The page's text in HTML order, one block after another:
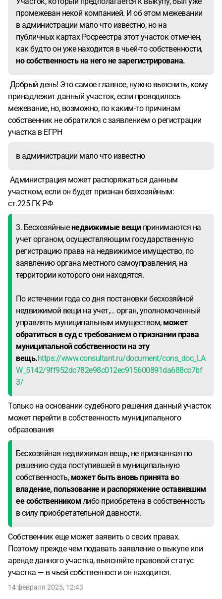
этим могут возникнуть? Есть ли риск не получить землю
в аренду и остаться без земли вообще? Что надежнее в
данной ситуации? И можно ли лишиться этой аренды до
выкупа этой земли? Если земля будет находиться в
нашей аренде, может ли кто-то в этом случае за какую-то
кругленькую сумму выкупить этот участок, до того, как
мы его выкупим сами? И еще вопрос, какой механизм
выкупа земли. То есть как скоро потребуются деньги для
выкупа, в случае, если это выкуп по 30 тысяч рублей за
сотку, собственно, выкуп. И если это выкуп из аренды по
13 тысяч? Как скоро нужны будут деньги для того, чтобы
оформить землю в аренду или обязательно нужно
подавать другое заявление?
инвалидности при выкупе земли и при принятии решения
о предоставлении в аренду, за выкуп?
промежеван некой компанией. И об этом межевании
в администрации мало что известно, но на
публичных картах Росреестра этот участок отмечен,
как будто он уже находится в чьей-то собственности,
но собственность на него не зарегистрирована.
Добрый день! Это самое главное, нужно выяснить, кому
принадлежит данный участок, если проводилось
межевание, но, возможно, по каким-то причинам
собственник не обратился с заявлением о регистрации
участка в ЕГРН
в администрации мало что известно
Администрация может распоряжаться данным
участком, если он будет признан безхозяйным:
ст.225 ГК РФ
3. Бесхозяйныенедвижимые вещипринимаются на
учет органом, осуществляющим государственную
регистрацию права на недвижимое имущество, по
заявлению органа местного самоуправления, на
территории которого они находятся.
По истечении года со дня постановки бесхозяйной
недвижимой вещи на учет,… орган, уполномоченный
управлять муниципальным имуществом, может
обратиться в суд с требованием о признании права
муниципальной собственности на эту
вещь.https://www.consultant.ru/document/cons_doc_LA
W_5142/9ff952dc782e98c012ec915600891da688cc7bf
3/
Только на основании судебного решения данный участок
может перейти в собственность муниципального
образования
Бесхозяйная недвижимая вещь, не признанная по
решению суда поступившей в муниципальную
собственность, может быть вновь принята во
владение, пользование и распоряжение оставившим
ее собственником либо приобретена в собственность
в силу приобретательной давности.
Собственник еще может заявить о своих правах.
Поэтому прежде чем подавать заявление о выкупе или
аренде данного участка, выясняйте правовой статус
участка — в чьей собственности он находится.
14 февраля 2025, 12:43